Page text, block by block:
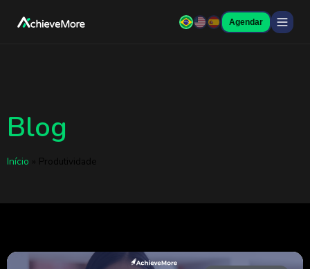
Agendar
Blog
Início » Produtividade